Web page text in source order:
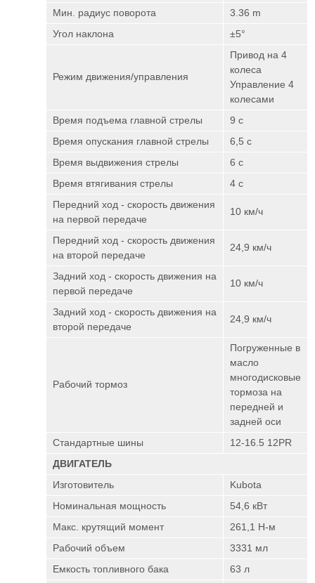
Мин. радиус поворота
3.36 m
Угол наклона
±5°
Режим движения/управления
Привод на 4
колеса
Управление 4
колесами
Время подъема главной стрелы
9 с
Время опускания главной стрелы
6,5 с
Время выдвижения стрелы
6 с
Время втягивания стрелы
4 с
Передний ход - скорость движения
на первой передаче
10 км/ч
Передний ход - скорость движения
на второй передаче
24,9 км/ч
Задний ход - скорость движения на
первой передаче
10 км/ч
Задний ход - скорость движения на
второй передаче
24,9 км/ч
Рабочий тормоз
Погруженные в
масло
многодисковые
тормоза на
передней и
задней оси
Стандартные шины
12-16.5 12PR
ДВИГАТЕЛЬ
Изготовитель
Kubota
Номинальная мощность
54,6 кВт
Макс. крутящий момент
261,1 Н-м
Рабочий объем
3331 мл
Емкость топливного бака
63 л